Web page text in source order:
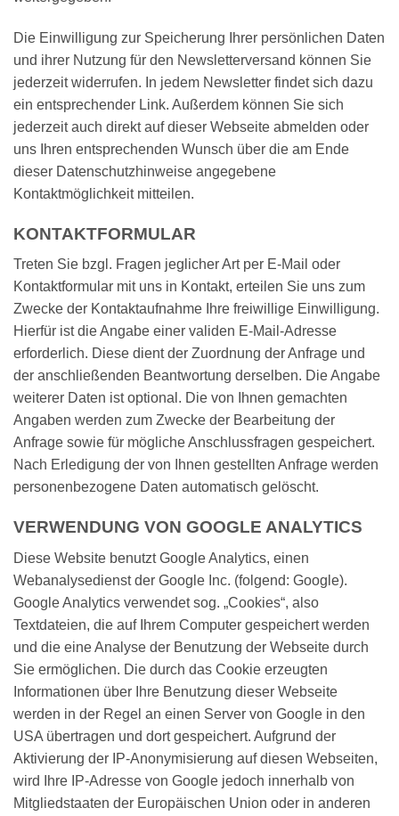
Die Einwilligung zur Speicherung Ihrer persönlichen Daten
und ihrer Nutzung für den Newsletterversand können Sie
jederzeit widerrufen. In jedem Newsletter findet sich dazu
ein entsprechender Link. Außerdem können Sie sich
jederzeit auch direkt auf dieser Webseite abmelden oder
uns Ihren entsprechenden Wunsch über die am Ende
dieser Datenschutzhinweise angegebene
Kontaktmöglichkeit mitteilen.
KONTAKTFORMULAR
Treten Sie bzgl. Fragen jeglicher Art per E-Mail oder
Kontaktformular mit uns in Kontakt, erteilen Sie uns zum
Zwecke der Kontaktaufnahme Ihre freiwillige Einwilligung.
Hierfür ist die Angabe einer validen E-Mail-Adresse
erforderlich. Diese dient der Zuordnung der Anfrage und
der anschließenden Beantwortung derselben. Die Angabe
weiterer Daten ist optional. Die von Ihnen gemachten
Angaben werden zum Zwecke der Bearbeitung der
Anfrage sowie für mögliche Anschlussfragen gespeichert.
Nach Erledigung der von Ihnen gestellten Anfrage werden
personenbezogene Daten automatisch gelöscht.
VERWENDUNG VON GOOGLE ANALYTICS
Diese Website benutzt Google Analytics, einen
Webanalysedienst der Google Inc. (folgend: Google).
Google Analytics verwendet sog. „Cookies“, also
Textdateien, die auf Ihrem Computer gespeichert werden
und die eine Analyse der Benutzung der Webseite durch
Sie ermöglichen. Die durch das Cookie erzeugten
Informationen über Ihre Benutzung dieser Webseite
werden in der Regel an einen Server von Google in den
USA übertragen und dort gespeichert. Aufgrund der
Aktivierung der IP-Anonymisierung auf diesen Webseiten,
wird Ihre IP-Adresse von Google jedoch innerhalb von
Mitgliedstaaten der Europäischen Union oder in anderen